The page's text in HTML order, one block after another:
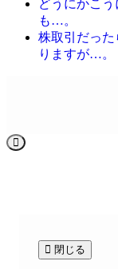
どうにかこ
も…。
株取引だっ
りますが…。
閉じる